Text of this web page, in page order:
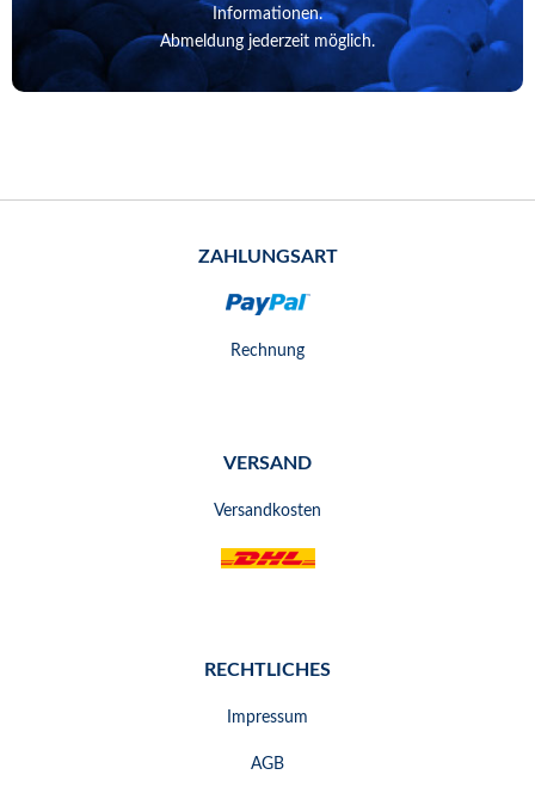
Informationen.
Abmeldung jederzeit möglich.
ZAHLUNGSART
Rechnung
VERSAND
Versandkosten
RECHTLICHES
Impressum
AGB